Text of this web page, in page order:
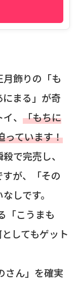
飾りの「も
まる」が奇
、 「もちに
っています！
で完売し、
が、「その
しです。
「こうまも
してもゲット
さん」を確実